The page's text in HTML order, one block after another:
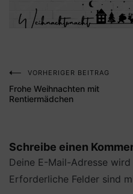
VORHERIGER BEITRAG
Frohe Weihnachten mit
Rentiermädchen
Schreibe einen
Deine E-Mail-Adresse
Erforderliche Felder sind